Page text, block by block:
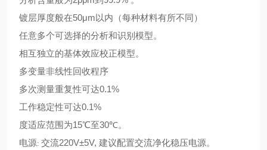
镀层厚度般在50μm 以内（每种材料有所不同）
任意多个可选择的分析和识别模型。
相互独立的基体效应校正模型。
多变量非线性回收程序
多次测量重复性可达0.1%
工作稳定性可达0.1%
度适应范围为15℃至30℃。
电源: 交流220V±5V, 建议配置交流净化稳压电源。